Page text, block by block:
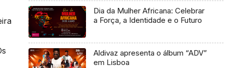
Dia da Mulher Africana: Celebrar
a Força, a Identidade e o Futuro
Aldivaz apresenta o álbum “ADV”
em Lisboa